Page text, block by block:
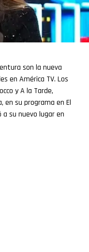
son la nueva
en América TV. Los
y A la Tarde,
en su programa en El
a su nuevo lugar en